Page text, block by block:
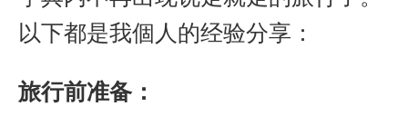
以下都是我個人的经验分享：
旅行前准备：